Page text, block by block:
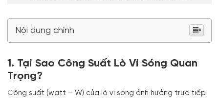
Nội dung chính
1. Tại Sao Công Suất Lò Vi Sóng Quan
Trọng?
Công suất (watt – W) của lò vi sóng ảnh hưởng trực tiếp